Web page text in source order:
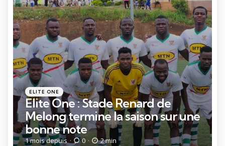
Catégories
Posté
dans
ELITE ONE
Elite One : Stade Renard de
Melong termine la saison sur une
bonne note
1 mois depuis 0 2 min